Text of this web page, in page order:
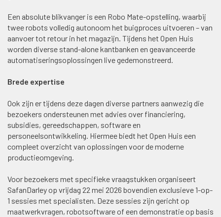
Een absolute blikvanger is een Robo Mate-opstelling, waarbij
twee robots volledig autonoom het buigproces uitvoeren – van
aanvoer tot retour in het magazijn. Tijdens het Open Huis
worden diverse stand-alone kantbanken en geavanceerde
automatiseringsoplossingen live gedemonstreerd.
Brede expertise
Ook zijn er tijdens deze dagen diverse partners aanwezig die
bezoekers ondersteunen met advies over financiering,
subsidies, gereedschappen, software en
personeelsontwikkeling. Hiermee biedt het Open Huis een
compleet overzicht van oplossingen voor de moderne
productieomgeving.
Voor bezoekers met specifieke vraagstukken organiseert
SafanDarley op vrijdag 22 mei 2026 bovendien exclusieve 1-op-
1 sessies met specialisten. Deze sessies zijn gericht op
maatwerkvragen, robotsoftware of een demonstratie op basis